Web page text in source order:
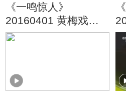
《一鸣惊人》
20160401 黄梅戏名
家名票组团战 精编版